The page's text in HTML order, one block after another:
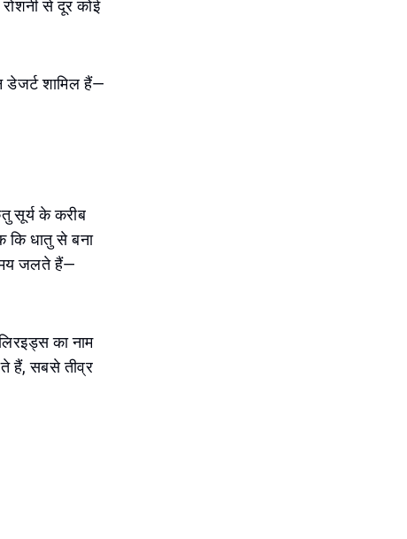
से दूर कोई
शामिल हैं—
सूर्य के करीब
कि धातु से बना
जलते हैं—
का नाम
हैं, सबसे तीव्र